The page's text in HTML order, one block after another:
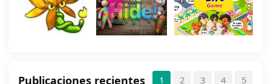
Publicaciones recientes 1 2 3 4 5